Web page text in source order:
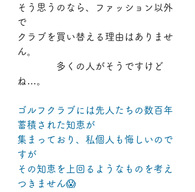
そう思うのなら、ファッション以外
で
クラブを買い替える理由はありませ
ん。
多くの人がそうですけど
ね…。
ゴルフクラブには先人たちの数百年
蓄積された知恵が
集まっており、私個人も悔しいので
すが
その知恵を上回るようなものを考え
つきません😱